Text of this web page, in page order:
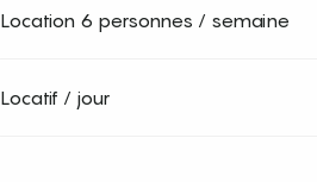
Location 6 personnes / semaine
Locatif / jour